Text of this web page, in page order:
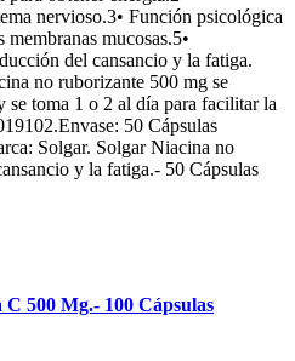
nervioso.3• Función psicológica
mucosas.5•
del cansancio y la fatiga.
no ruborizante 500 mg se
se toma 1 o 2 al día para facilitar la
50 Cápsulas
Solgar. Solgar Niacina no
y la fatiga.- 50 Cápsulas
500 Mg.- 100 Cápsulas